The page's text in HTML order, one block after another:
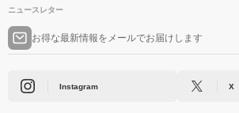
ニュースレター
お得な最新情報をメールでお届けします
Instagram X